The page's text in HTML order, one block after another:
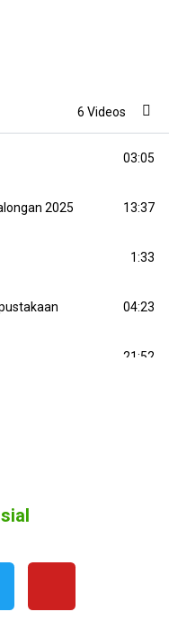
6 Videos
03:05
2025 13:37
1:33
04:23
21:52